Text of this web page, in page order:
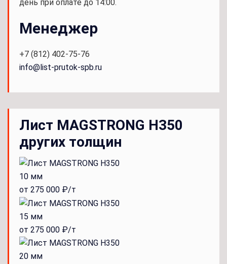
день при оплате до 14:00.
Менеджер
+7 (812) 402-75-76
info@list-prutok-spb.ru
Лист MAGSTRONG H350
других толщин
10 мм
от 275 000 ₽/т
15 мм
от 275 000 ₽/т
20 мм